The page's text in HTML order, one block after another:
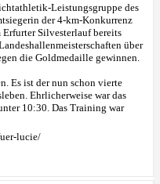
Leistungsgruppe des
der 4-km-Konkurrenz
Silvesterlauf bereits
über
die Goldmedaille gewinnen.
Es ist der nun schon vierte
Ehrlicherweise war das
10:30. Das Training war
lucie/